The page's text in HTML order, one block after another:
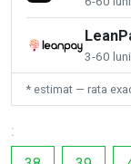
3-60
* estimat — rata
: